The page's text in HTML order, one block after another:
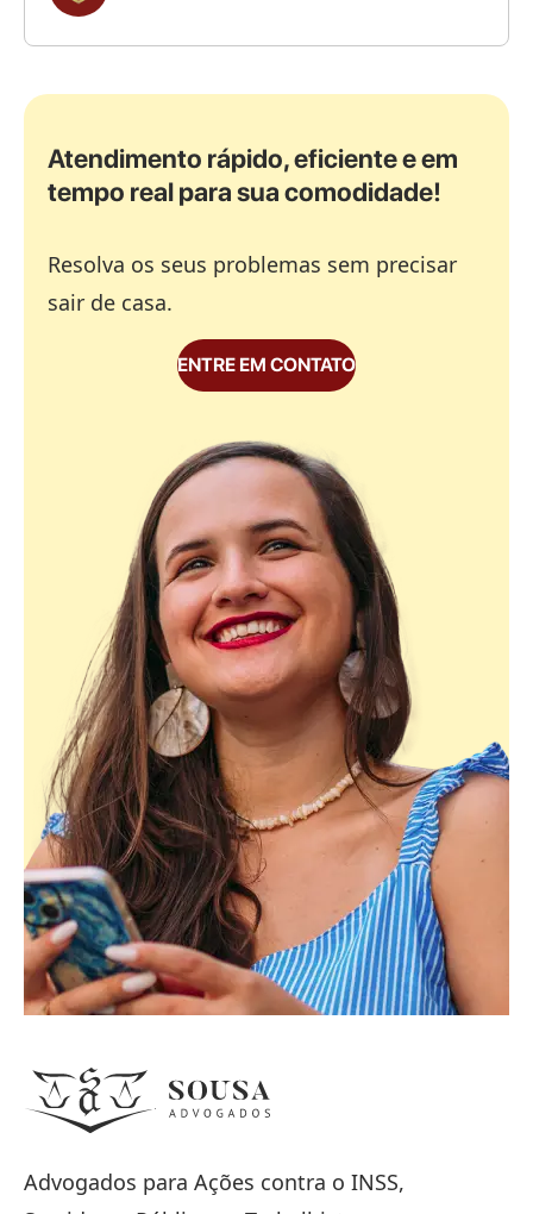
Atendimento rápido, eficiente e em
tempo real para sua comodidade!
Resolva os seus problemas sem precisar
sair de casa.
ENTRE EM CONTATO
Advogados para Ações contra o INSS,